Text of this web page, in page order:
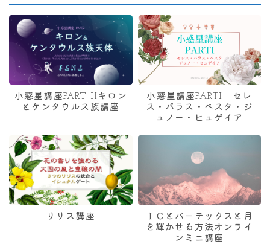
小惑星講座PART IIキロン
とケンタウルス族講座
小惑星講座PARTI セレ
ス・パラス・ベスタ・ジ
ュノー・ヒュゲイア
リリス講座
ＩＣとバーテックスと月
を輝かせる方法オンライ
ンミニ講座